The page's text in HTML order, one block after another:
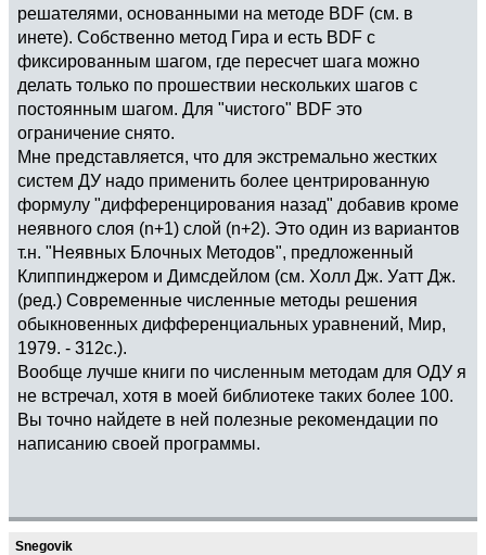
решателями, основанными на методе BDF (см. в
инете). Собственно метод Гира и есть BDF с
фиксированным шагом, где пересчет шага можно
делать только по прошествии нескольких шагов с
постоянным шагом. Для "чистого" BDF это
ограничение снято.
Мне представляется, что для экстремально жестких
систем ДУ надо применить более центрированную
формулу "дифференцирования назад" добавив кроме
неявного слоя (n+1) слой (n+2). Это один из вариантов
т.н. "Неявных Блочных Методов", предложенный
Клиппинджером и Димсдейлом (см. Холл Дж. Уатт Дж.
(ред.) Современные численные методы решения
обыкновенных дифференциальных уравнений, Мир,
1979. - 312с.).
Вообще лучше книги по численным методам для ОДУ я
не встречал, хотя в моей библиотеке таких более 100.
Вы точно найдете в ней полезные рекомендации по
написанию своей программы.
Snegovik